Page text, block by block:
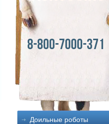
8-800-7000-371
Доильные роботы